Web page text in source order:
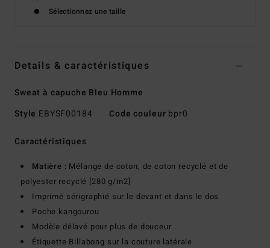
Sélectionnez une taille
Details & caractéristiques
Sweat à capuche Bleu Homme
Style EBYSF00184 Code couleur bpr0
Caractéristiques
Matière : Mélange de coton, de coton recyclé et de
polyester recyclé [280 g/m2]
Imprimé sérigraphié sur le devant et dans le dos
Poche kangourou
Modèle délavé pour plus de douceur
Étiquette Billabong sur la couture latérale